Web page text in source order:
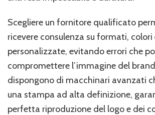
Scegliere un fornitore qualificato
ricevere consulenza su formati,
personalizzate, evitando errori che
compromettere l’immagine del
dispongono di macchinari avanzati
una stampa ad alta definizione,
perfetta riproduzione del logo e dei